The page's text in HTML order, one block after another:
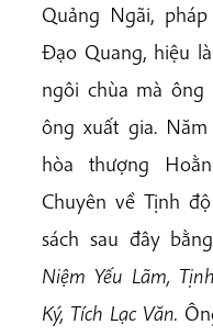
Quảng Ngãi,
Đạo Quang, hiệu
ngôi chùa mà
ông xuất gia.
hòa thượng
Chuyên về Tịnh
sách sau đây
Niệm Yếu Lãm,
Ký, Tích Lạc Văn.